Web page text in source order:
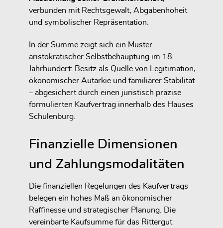
verbunden mit Rechtsgewalt, Abgabenhoheit
und symbolischer Repräsentation.
In der Summe zeigt sich ein Muster
aristokratischer Selbstbehauptung im 18.
Jahrhundert: Besitz als Quelle von Legitimation,
ökonomischer Autarkie und familiärer Stabilität
– abgesichert durch einen juristisch präzise
formulierten Kaufvertrag innerhalb des Hauses
Schulenburg.
Finanzielle Dimensionen
und Zahlungsmodalitäten
Die finanziellen Regelungen des Kaufvertrags
belegen ein hohes Maß an ökonomischer
Raffinesse und strategischer Planung. Die
vereinbarte Kaufsumme für das Rittergut